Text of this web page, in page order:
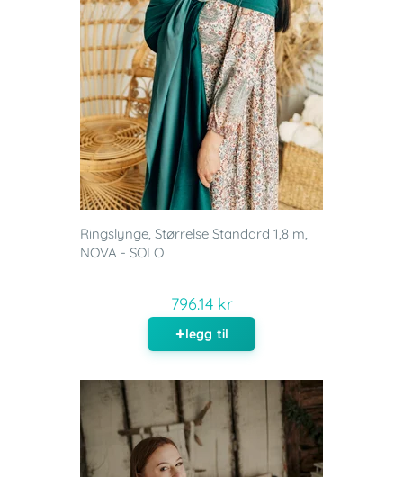
Ringslynge, Størrelse Standard 1,8 m,
NOVA - SOLO
796.14 kr
legg til